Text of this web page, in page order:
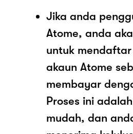
Jika anda
Atome, anda
untuk
akaun Atome
membayar
Proses ini
mudah, dan